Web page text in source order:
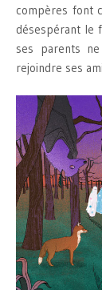
compères font
désespérant le
ses parents
rejoindre ses